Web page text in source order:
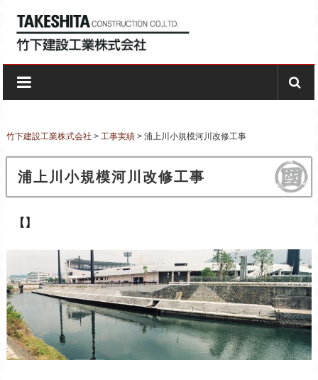
竹下建設工業株式会社
創業昭和27年ー長崎の建設会社
竹下建設工業株式会社 > 工事実績> 浦上川小規模河川改修工事
浦上川小規模河川改修工事
【】